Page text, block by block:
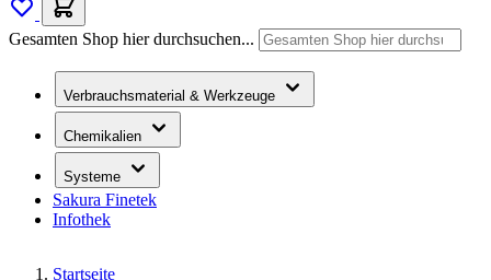
Gesamten Shop hier durchsuchen...
Verbrauchsmaterial & Werkzeuge
Chemikalien
Systeme
Sakura Finetek
Infothek
Startseite